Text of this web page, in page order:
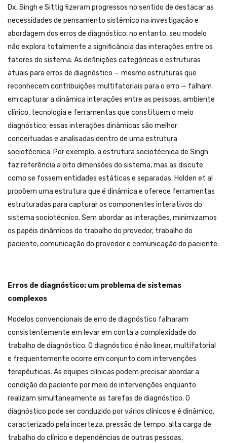
Dx, Singh e Sittig fizeram progressos no sentido de destacar as
necessidades de pensamento sistêmico na investigação e
abordagem dos erros de diagnóstico; no entanto, seu modelo
não explora totalmente a significância das interações entre os
fatores do sistema. As definições categóricas e estruturas
atuais para erros de diagnóstico — mesmo estruturas que
reconhecem contribuições multifatoriais para o erro — falham
em capturar a dinâmica interações entre as pessoas, ambiente
clínico, tecnologia e ferramentas que constituem o meio
diagnóstico; essas interações dinâmicas são melhor
conceituadas e analisadas dentro de uma estrutura
sociotécnica. Por exemplo, a estrutura sociotécnica de Singh
faz referência a oito dimensões do sistema, mas as discute
como se fossem entidades estáticas e separadas. Holden et al
propõem uma estrutura que é dinâmica e oferece ferramentas
estruturadas para capturar os componentes interativos do
sistema sociotécnico. Sem abordar as interações, minimizamos
os papéis dinâmicos do trabalho do provedor, trabalho do
paciente, comunicação do provedor e comunicação do paciente.
Erros de diagnóstico: um problema de sistemas
complexos
Modelos convencionais de erro de diagnóstico falharam
consistentemente em levar em conta a complexidade do
trabalho de diagnóstico. O diagnóstico é não linear, multifatorial
e frequentemente ocorre em conjunto com intervenções
terapêuticas. As equipes clínicas podem precisar abordar a
condição do paciente por meio de intervenções enquanto
realizam simultaneamente as tarefas de diagnóstico. O
diagnóstico pode ser conduzido por vários clínicos e é dinâmico,
caracterizado pela incerteza, pressão de tempo, alta carga de
trabalho do clínico e dependências de outras pessoas,